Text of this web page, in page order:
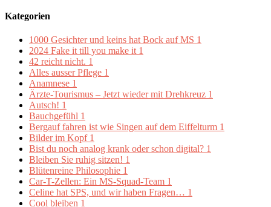
Kategorien
1000 Gesichter und keins hat Bock auf MS 1
2024 Fake it till you make it 1
42 reicht nicht. 1
Alles ausser Pflege 1
Anamnese 1
Ärzte-Tourismus – Jetzt wieder mit Drehkreuz 1
Autsch! 1
Bauchgefühl 1
Bergauf fahren ist wie Singen auf dem Eiffelturm 1
Bilder im Kopf 1
Bist du noch analog krank oder schon digital? 1
Bleiben Sie ruhig sitzen! 1
Blütenreine Philosophie 1
Car-T-Zellen: Ein MS-Squad-Team 1
Celine hat SPS, und wir haben Fragen… 1
Cool bleiben 1